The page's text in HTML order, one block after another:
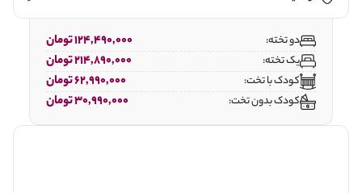
دو تخته: 124,490,000 تومان
یک تخته: 214,890,000 تومان
کودک با تخت: 62,990,000 تومان
کودک بدون تخت: 30,990,000 تومان